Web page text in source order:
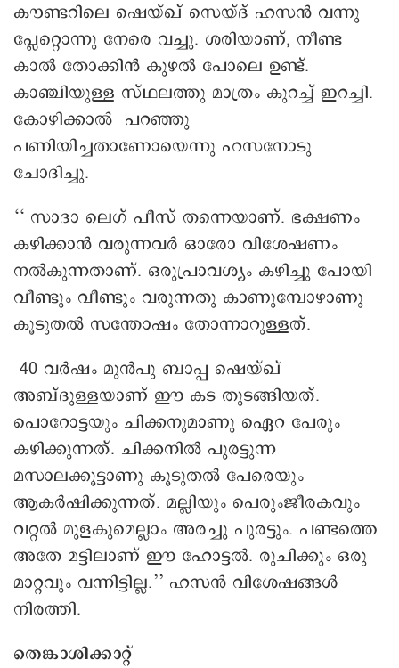
കൗണ്ടറിലെ ഷെയ്ഖ് സെയ്ദ് ഹസൻ വന്നു
പ്ലേറ്റൊന്നു നേരെ വച്ചു. ശരിയാണ്, നീണ്ട
കാൽ തോക്കിൻ കുഴൽ പോലെ ഉണ്ട്.
കാഞ്ചിയുള്ള സ്ഥലത്തു മാത്രം കുറച്ച് ഇറച്ചി.
കോഴിക്കാൽ പറഞ്ഞു
പണിയിച്ചതാണോയെന്നു ഹസനോടു
ചോദിച്ചു.
‘‘ സാദാ ലെഗ് പീസ് തന്നെയാണ്. ഭക്ഷണം
കഴിക്കാൻ വരുന്നവർ ഒാരോ വിശേഷണം
നൽകുന്നതാണ്. ഒരുപ്രാവശ്യം കഴിച്ചു പോയി
വീണ്ടും വീണ്ടും വരുന്നതു കാണുമ്പോഴാണു
കൂടുതല്‍ സന്തോഷം തോന്നാറുള്ളത്.
40 വര്‍ഷം മുന്‍പു ബാപ്പ ഷെയ്ഖ്
അബ്ദുള്ളയാണ് ഈ കട തുടങ്ങിയത്.
പൊറോട്ടയും ചിക്കനുമാണു ഏെറ പേരും
കഴിക്കുന്നത്. ചിക്കനിൽ പുരട്ടുന്ന
മസാലക്കൂട്ടാണു കൂടുതൽ പേരെയും
ആകർഷിക്കുന്നത്. മല്ലിയും പെരുംജീരകവും
വറ്റൽ മുളകുമെല്ലാം അരച്ചു പുരട്ടും. പണ്ടത്തെ
അതേ മട്ടിലാണ് ഈ ഹോട്ടൽ. രുചിക്കും ഒരു
മാറ്റവും വന്നിട്ടില്ല.’’ ഹസന്‍ വിശേഷങ്ങള്‍
നിരത്തി.
തെങ്കാശിക്കാറ്റ്